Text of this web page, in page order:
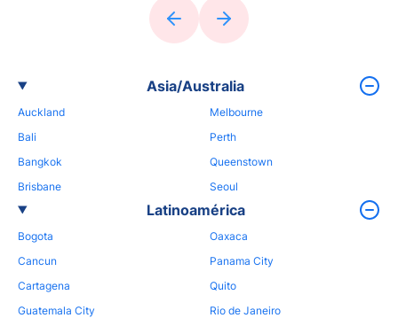
Asia/Australia
Auckland
Bali
Bangkok
Brisbane
Melbourne
Perth
Queenstown
Seoul
Latinoamérica
Bogota
Cancun
Cartagena
Guatemala City
Oaxaca
Panama City
Quito
Rio de Janeiro